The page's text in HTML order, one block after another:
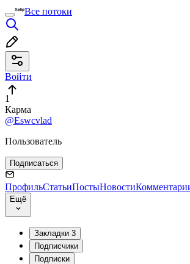
Все потоки
Войти
1
Карма
@Eswcvlad
Пользователь
Подписаться
ПрофильСтатьиПостыНовости
Ещё
Закладки 3
Подписчики
Подписки